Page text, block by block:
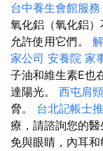
台中養生會館服務
氧化鋁（氧化鋁
允許使用它們。
家公司 安養院 家
子油和維生素E也
達陽光。 西屯肩
脅。 台北記帳士
療，請諮詢您的醫
免與眼睛，內耳和